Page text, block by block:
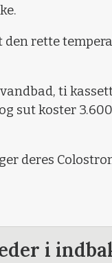
rette
ti
sut koster
deres
i